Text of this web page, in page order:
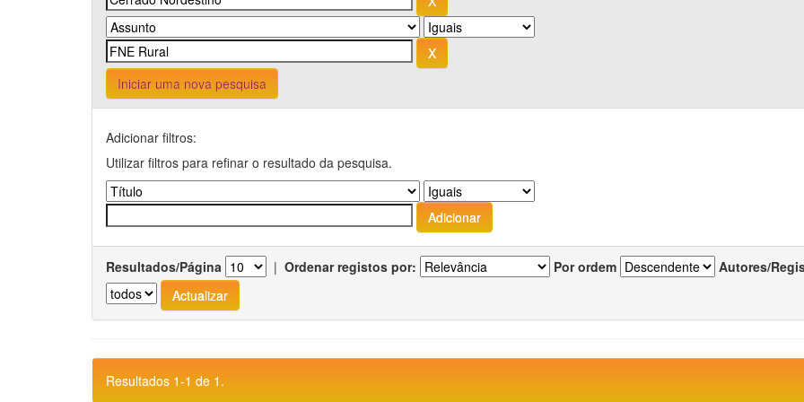
Iniciar uma nova pesquisa
Adicionar filtros:
Utilizar filtros para refinar o resultado da pesquisa.
Resultados/Página | Ordenar registos por: Por ordem Autores/
Resultados 1-1 de 1.